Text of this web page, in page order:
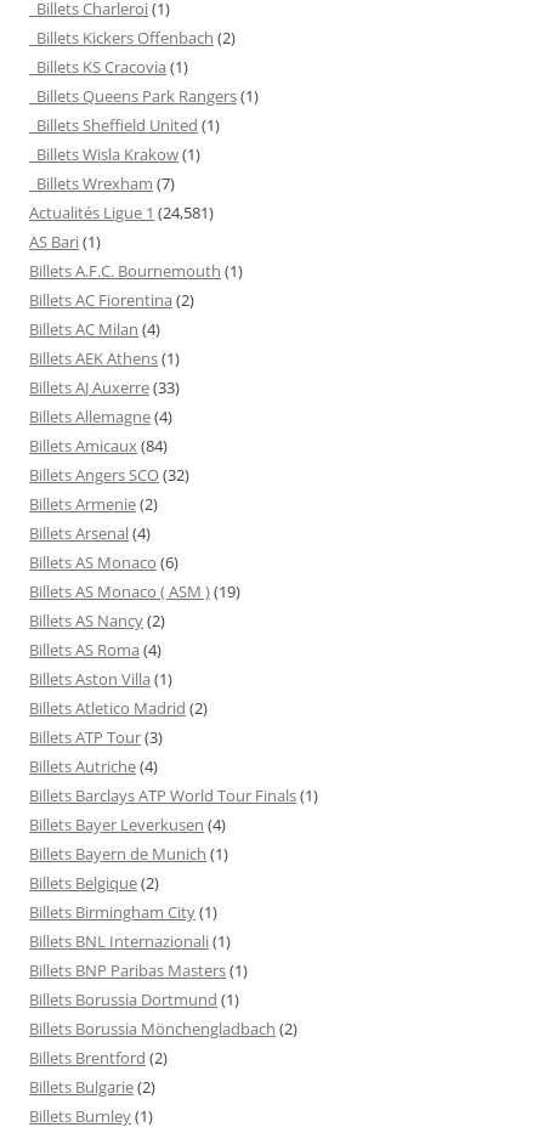
Billets Charleroi(1)
Billets Kickers Offenbach (2)
Billets KS Cracovia (1)
Billets Queens Park Rangers(1)
Billets Sheffield United (1)
Billets Wisla Krakow(1)
Billets Wrexham (7)
Actualités Ligue 1 (24,581)
AS Bari(1)
Billets A.F.C. Bournemouth (1)
Billets AC Fiorentina (2)
Billets AC Milan (4)
Billets AEK Athens(1)
Billets AJ Auxerre(33)
Billets Allemagne(4)
Billets Amicaux(84)
Billets Angers SCO(32)
Billets Armenie(2)
Billets Arsenal(4)
Billets AS Monaco (6)
Billets AS Monaco ( ASM )(19)
Billets AS Nancy(2)
Billets AS Roma (4)
Billets Aston Villa (1)
Billets Atletico Madrid (2)
Billets ATP Tour(3)
Billets Autriche(4)
Billets Barclays ATP World Tour Finals(1)
Billets Bayer Leverkusen (4)
Billets Bayern de Munich (1)
Billets Belgique(2)
Billets Birmingham City(1)
Billets BNL Internazionali(1)
Billets BNP Paribas Masters(1)
Billets Borussia Dortmund (1)
Billets Borussia Mönchengladbach (2)
Billets Brentford (2)
Billets Bulgarie(2)
Billets Burnley(1)